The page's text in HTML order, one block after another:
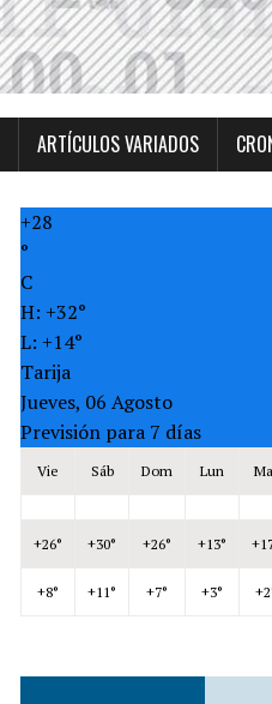
ARTÍCULOS VARIADOS
+28
°
C
H: +32°
L: +14°
Tarija
Jueves, 06 Agosto
Previsión para 7 días
Vie Sáb Dom Lun
+26° +30° +26° +13° +
+8° +11° +7° +3° +